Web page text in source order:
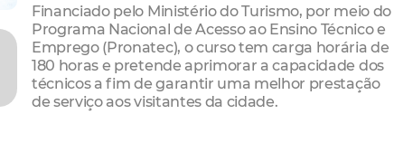
Financiado pelo Ministério do Turismo, por meio do
Programa Nacional de Acesso ao Ensino Técnico e
Emprego (Pronatec), o curso tem carga horária de
180 horas e pretende aprimorar a capacidade dos
técnicos a fim de garantir uma melhor prestação
de serviço aos visitantes da cidade.